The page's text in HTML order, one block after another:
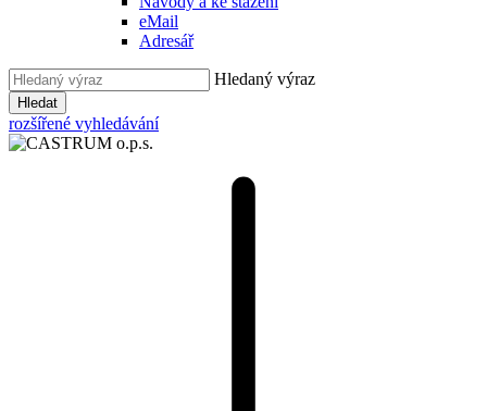
eMail
Adresář
Hledaný výraz
Hledat
rozšířené vyhledávání